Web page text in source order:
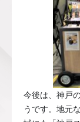
今後は、神戸
うです。地元